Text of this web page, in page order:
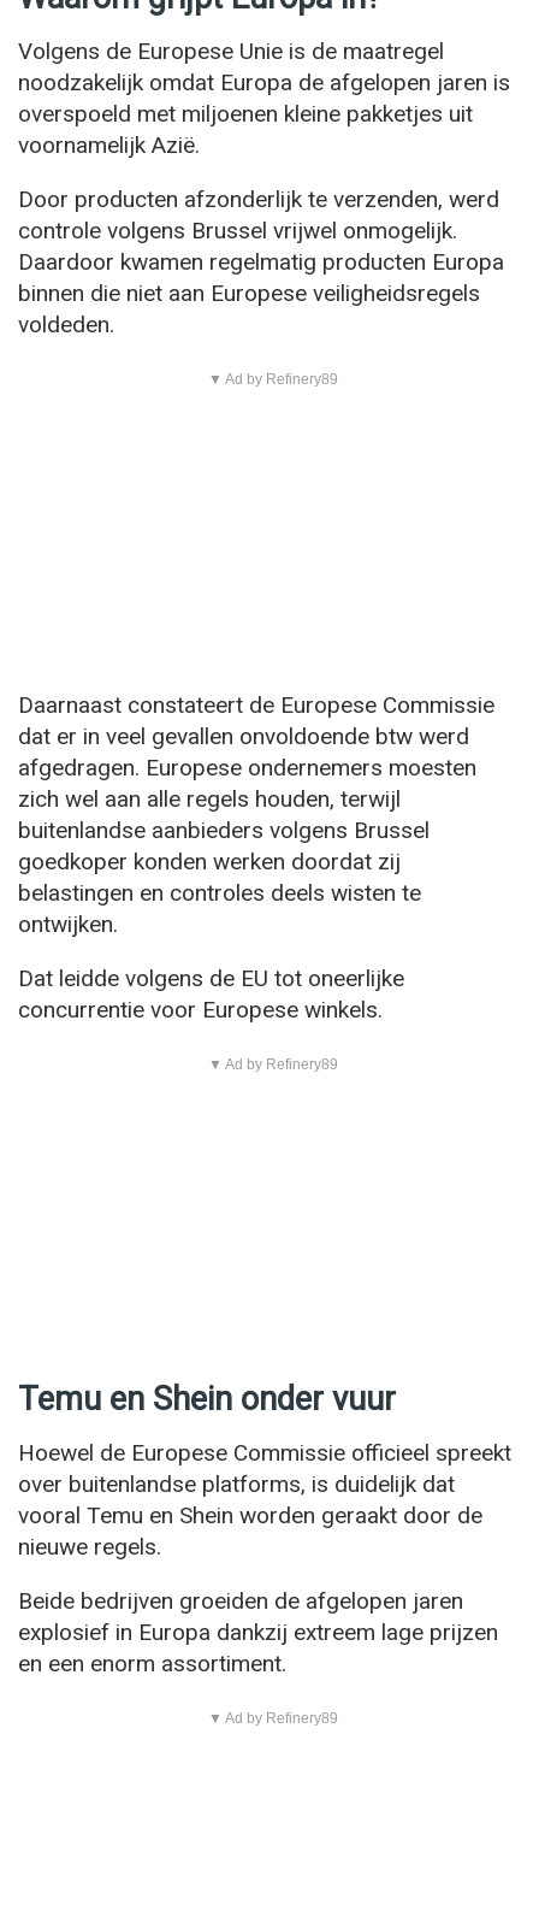
Volgens de Europese Unie is de maatregel
noodzakelijk omdat Europa de afgelopen jaren is
overspoeld met miljoenen kleine pakketjes uit
voornamelijk Azië.
Door producten afzonderlijk te verzenden, werd
controle volgens Brussel vrijwel onmogelijk.
Daardoor kwamen regelmatig producten Europa
binnen die niet aan Europese veiligheidsregels
voldeden.
▼ Ad by Refinery89
Daarnaast constateert de Europese Commissie
dat er in veel gevallen onvoldoende btw werd
afgedragen. Europese ondernemers moesten
zich wel aan alle regels houden, terwijl
buitenlandse aanbieders volgens Brussel
goedkoper konden werken doordat zij
belastingen en controles deels wisten te
ontwijken.
Dat leidde volgens de EU tot oneerlijke
concurrentie voor Europese winkels.
▼ Ad by Refinery89
Temu en Shein onder vuur
Hoewel de Europese Commissie officieel spreekt
over buitenlandse platforms, is duidelijk dat
vooral Temu en Shein worden geraakt door de
nieuwe regels.
Beide bedrijven groeiden de afgelopen jaren
explosief in Europa dankzij extreem lage prijzen
en een enorm assortiment.
▼ Ad by Refinery89